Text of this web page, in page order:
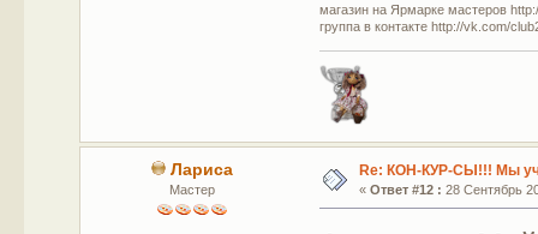
магазин на Ярмарке мастеров
группа в контакте http://vk.com/
Лариса
Мастер
Re: КОН-КУР-СЫ!!! Мы
« Ответ #12 : 28 Сентябрь